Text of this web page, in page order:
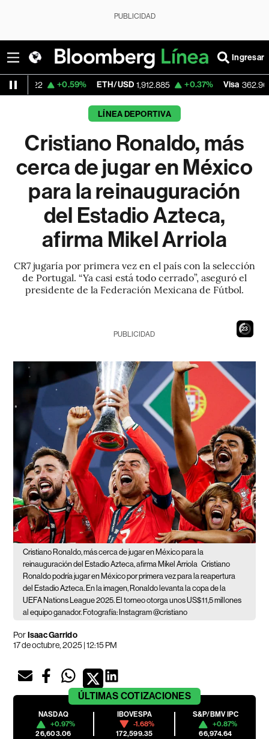
PUBLICIDAD
Ingresar
+0.59% ETH/USD 1,912.885 +0.37% Visa 362.90 -2.04%
LÍNEA DEPORTIVA
Cristiano Ronaldo, más
cerca de jugar en México
para la reinauguración
del Estadio Azteca,
afirma Mikel Arriola
CR7 jugaría por primera vez en el país con la selección
de Portugal. “Ya casi está todo cerrado”, aseguró el
presidente de la Federación Mexicana de Fútbol.
22
PUBLICIDAD
Cristiano Ronaldo, más cerca de jugar en México para la
reinauguración del Estadio Azteca, afirma Mikel Arriola Cristiano
Ronaldo podría jugar en México por primera vez para la reapertura
del Estadio Azteca. En la imagen, Ronaldo levanta la copa de la
UEFA Nations League 2025. El torneo otorga unos US$11,5 millones
al equipo ganador. Fotografía: Instagram @cristiano
PorIsaac Garrido
17 de octubre, 2025 | 12:15 PM
ÚLTIMAS COTIZACIONES
NASDAQ
+0.97%
26,603.06
IBOVESPA
-1.68%
172,599.35
S&P/BMV IPC
+0.87%
66,974.64